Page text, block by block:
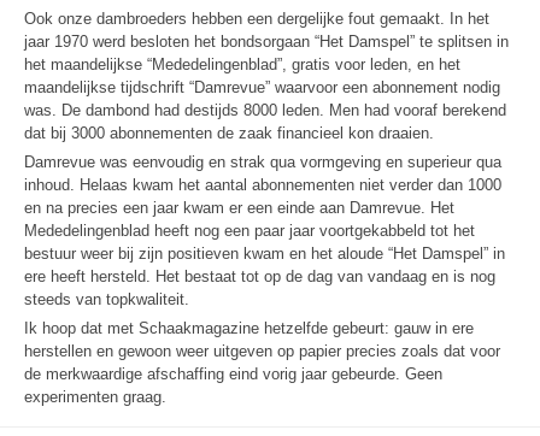
Ook onze dambroeders hebben een dergelijke fout gemaakt. In het
jaar 1970 werd besloten het bondsorgaan “Het Damspel” te splitsen in
het maandelijkse “Mededelingenblad”, gratis voor leden, en het
maandelijkse tijdschrift “Damrevue” waarvoor een abonnement nodig
was. De dambond had destijds 8000 leden. Men had vooraf berekend
dat bij 3000 abonnementen de zaak financieel kon draaien.
Damrevue was eenvoudig en strak qua vormgeving en superieur qua
inhoud. Helaas kwam het aantal abonnementen niet verder dan 1000
en na precies een jaar kwam er een einde aan Damrevue. Het
Mededelingenblad heeft nog een paar jaar voortgekabbeld tot het
bestuur weer bij zijn positieven kwam en het aloude “Het Damspel” in
ere heeft hersteld. Het bestaat tot op de dag van vandaag en is nog
steeds van topkwaliteit.
Ik hoop dat met Schaakmagazine hetzelfde gebeurt: gauw in ere
herstellen en gewoon weer uitgeven op papier precies zoals dat voor
de merkwaardige afschaffing eind vorig jaar gebeurde. Geen
experimenten graag.